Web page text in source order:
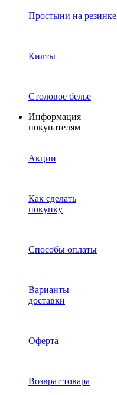
Простыни на резинке
Килты
Столовое белье
Информация
покупателям
Акции
Как сделать
покупку
Способы оплаты
Варианты
доставки
Оферта
Возврат товара